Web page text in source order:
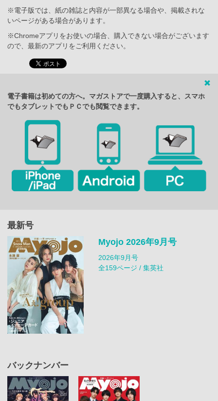
※電子版では、紙の雑誌と内容が一部異なる場合や、掲載されな
いページがある場合があります。
※Chromeアプリをお使いの場合、購入できない場合がございます
ので、最新のアプリをご利用ください。
電子書籍は初めての方へ。マガストアで一度購入すると、スマホ
でもタブレットでもＰＣでも閲覧できます。
最新号
Myojo 2026年9月号
2026年9月号
全159ページ / 集英社
バックナンバー